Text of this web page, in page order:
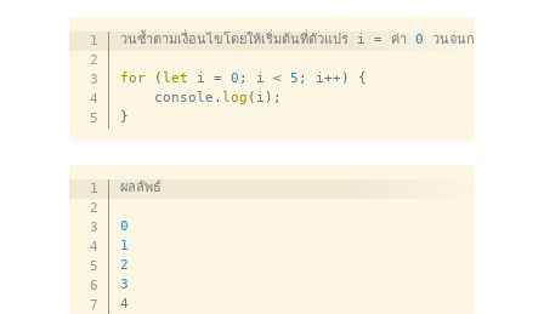
วนซ้ำตามเงื่อนไขโดยให้เริ่มต้นที่ตัวแปร i = ค่า 0 วนจนกว่าจะเข้า
for ( let i = 0 ; i < 5 ; i++)
{
    console
. log ( i ) ;
}
ผลลัพธ์
0
1
2
3
4